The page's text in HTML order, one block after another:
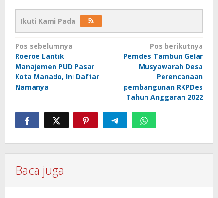
Ikuti Kami Pada
Navigasi
pos
Pos sebelumnya
Roeroe Lantik
Manajemen PUD Pasar
Kota Manado, Ini Daftar
Namanya
Pos berikutnya
Pemdes Tambun Gelar
Musyawarah Desa
Perencanaan
pembangunan RKPDes
Tahun Anggaran 2022
Baca juga